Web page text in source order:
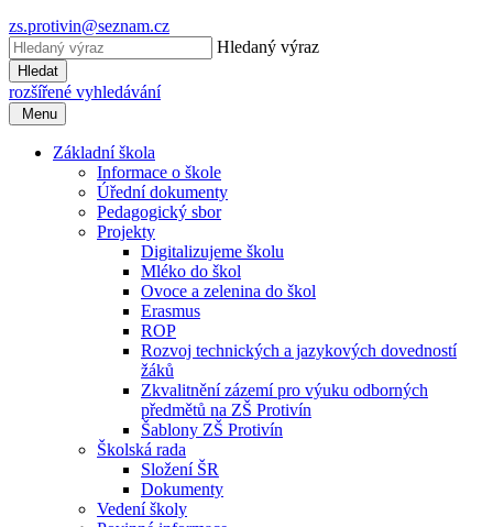
zs.protivin@seznam.cz
Hledaný výraz
Hledat
rozšířené vyhledávání
Menu
Základní škola
Informace o škole
Úřední dokumenty
Pedagogický sbor
Projekty
Digitalizujeme školu
Mléko do škol
Ovoce a zelenina do škol
Erasmus
ROP
Rozvoj technických a jazykových dovedností
žáků
Zkvalitnění zázemí pro výuku odborných
předmětů na ZŠ Protivín
Šablony ZŠ Protivín
Školská rada
Složení ŠR
Dokumenty
Vedení školy